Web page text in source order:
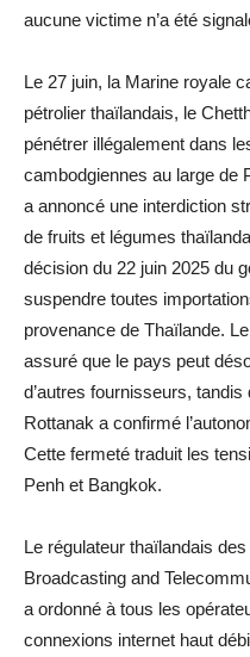
aucune victime n’a été
Le 27 juin, la Marine royale
pétrolier thaïlandais, le
pénétrer illégalement dans
cambodgiennes au large de
a annoncé une interdiction
de fruits et légumes
décision du 22 juin 2025 du
suspendre toutes
provenance de Thaïlande.
assuré que le pays peut
d’autres fournisseurs,
Rottanak a confirmé
Cette fermeté traduit les
Penh et Bangkok.
Le régulateur thaïlandais
Broadcasting and
a ordonné à tous les
connexions internet haut